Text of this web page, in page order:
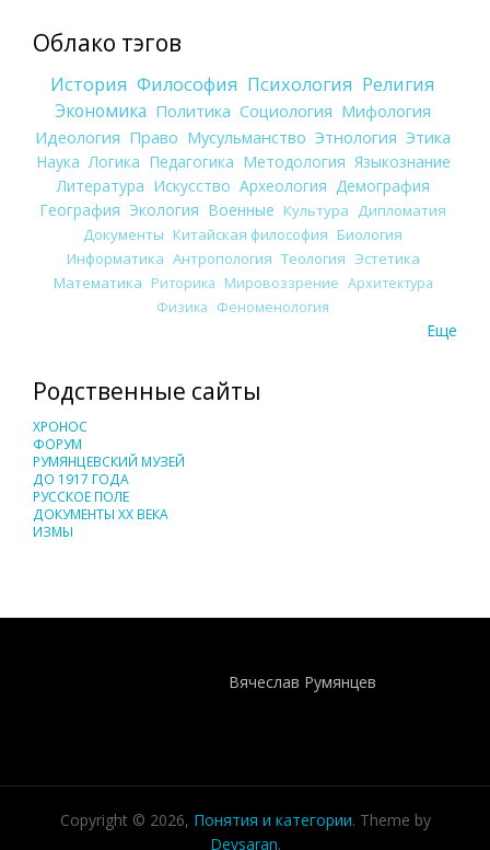
Облако тэгов
История Философия Психология Религия
Экономика Политика Социология Мифология
Идеология Право Мусульманство Этнология Этика
Наука Логика Педагогика Методология Языкознание
Литература Искусство Археология Демография
География Экология Военные Культура
Дипломатия
Документы Китайская философия Биология
Информатика Антропология Теология Эстетика
Математика Риторика Мировоззрение Архитектура
Физика Феноменология
Еще
Родственные сайты
ХРОНОС
ФОРУМ
РУМЯНЦЕВСКИЙ МУЗЕЙ
ДО 1917 ГОДА
РУССКОЕ ПОЛЕ
ДОКУМЕНТЫ XX ВЕКА
ИЗМЫ
Вячеслав Румянцев
Copyright © 2026, Понятия и категории. Theme by
Devsaran.